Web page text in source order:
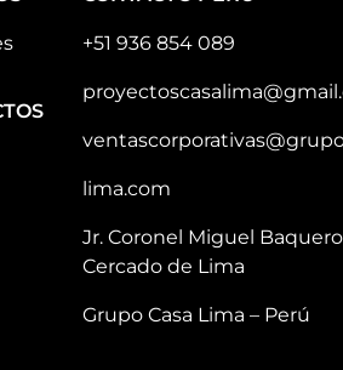
+51 936 854 089
lima.com
Jr. Coronel Miguel
Cercado de Lima
Grupo Casa Lima – Perú